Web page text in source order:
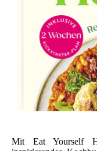
Mit Eat Yourself